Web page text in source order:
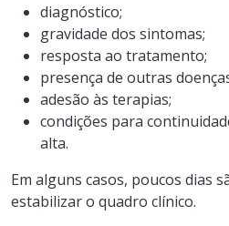
diagnóstico;
gravidade dos sintomas;
resposta ao tratamento;
presença de outras
adesão às terapias;
condições para
alta.
Em alguns casos, poucos dias
estabilizar o quadro clínico.